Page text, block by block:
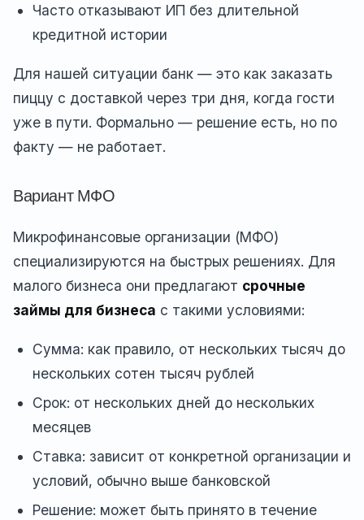
Часто отказывают ИП без длительной
кредитной истории
Для нашей ситуации банк — это как заказать
пиццу с доставкой через три дня, когда гости
уже в пути. Формально — решение есть, но по
факту — не работает.
Вариант МФО
Микрофинансовые организации (МФО)
специализируются на быстрых решениях. Для
малого бизнеса они предлагают срочные
займы для бизнеса с такими условиями:
Сумма: как правило, от нескольких тысяч до
нескольких сотен тысяч рублей
Срок: от нескольких дней до нескольких
месяцев
Ставка: зависит от конкретной организации и
условий, обычно выше банковской
Решение: может быть принято в течение